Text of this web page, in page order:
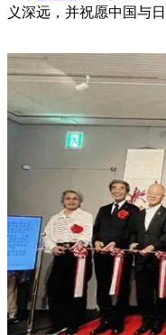
义深远，并祝愿中国与